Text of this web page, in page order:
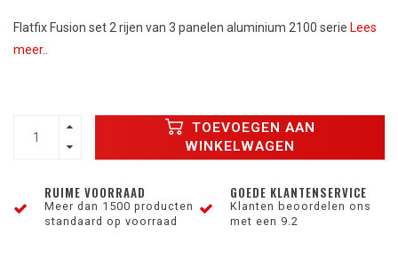
Flatfix Fusion set 2 rijen van 3 panelen aluminium 2100 serie Lees
meer..
TOEVOEGEN AAN
WINKELWAGEN
RUIME VOORRAAD
Meer dan 1500 producten
standaard op voorraad
GOEDE KLANTENSERVICE
Klanten beoordelen ons
met een 9.2